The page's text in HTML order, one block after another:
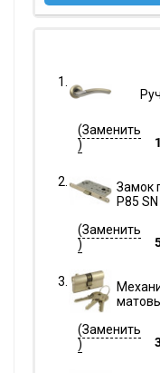
Замок
P85